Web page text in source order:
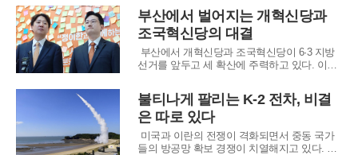
지기 전까지는 정보 공유를 제한하겠다"는 입
장을 전달하며, 이로 인해 한·미 간 대북 공조
에 차질이 생길 수 있다는 우려가 제기되고 있
다. 특히 정 장관이 지난달 6일 국회
부산에서 벌어지는 개혁신당과
조국혁신당의 대결
부산에서 개혁신당과 조국혁신당이 6·3 지방
선거를 앞두고 세 확산에 주력하고 있다. 이준
방문했고, 조국혁신당의 기초단체장 후보들이
기자회견을 개최했다. 이 대표는 거대 양당을
비판하며, 북갑 국회의원 보궐선거 출마를 사
실상 공식화한 한동훈 전 국민의힘 대표에 대
해서도
불티나게 팔리는 K-2 전차, 비결
은 따로 있다
미국과 이란의 전쟁이 격화되면서 중동 국가
들의 방공망 확보 경쟁이 치열해지고 있다. 이